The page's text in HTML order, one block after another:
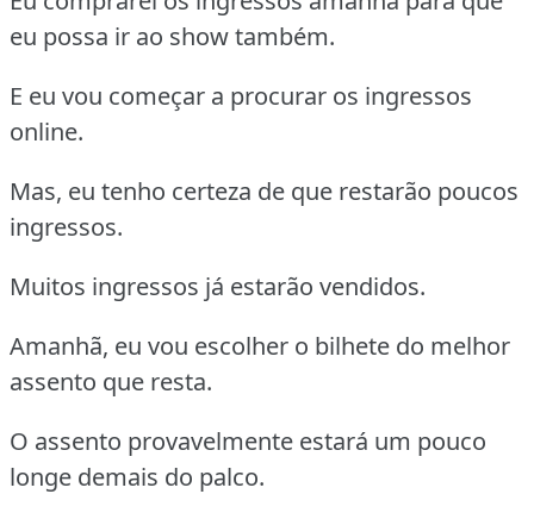
eu possa ir ao show também.
E eu vou começar a procurar os ingressos
online.
Mas, eu tenho certeza de que restarão poucos
ingressos.
Muitos ingressos já estarão vendidos.
Amanhã, eu vou escolher o bilhete do melhor
assento que resta.
O assento provavelmente estará um pouco
longe demais do palco.